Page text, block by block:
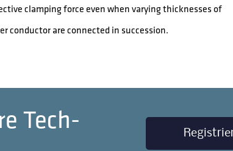
clamping force even when varying thicknesses of
conductor are connected in succession.
Tech-